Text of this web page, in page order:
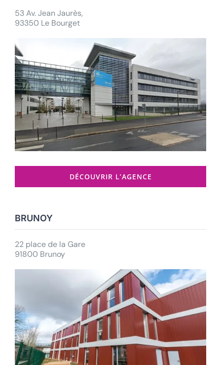
53 Av. Jean Jaurès,
93350 Le Bourget
DÉCOUVRIR L’AGENCE
BRUNOY
22 place de la Gare
91800 Brunoy